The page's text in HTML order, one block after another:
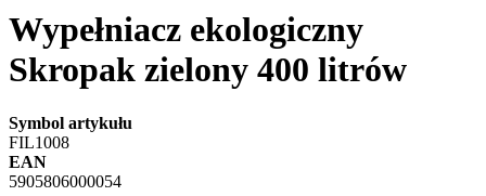
Wypełniacz ekologiczny
Skropak zielony 400 litrów
Symbol artykułu
FIL1008
EAN
5905806000054